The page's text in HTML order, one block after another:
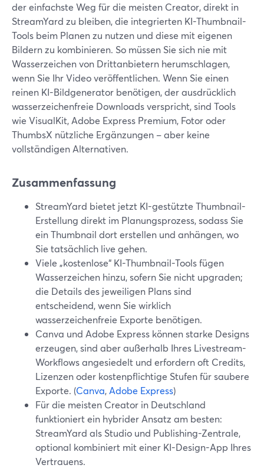
der einfachste Weg für die meisten Creator, direkt in
StreamYard zu bleiben, die integrierten KI-Thumbnail-
Tools beim Planen zu nutzen und diese mit eigenen
Bildern zu kombinieren. So müssen Sie sich nie mit
Wasserzeichen von Drittanbietern herumschlagen,
wenn Sie Ihr Video veröffentlichen. Wenn Sie einen
reinen KI-Bildgenerator benötigen, der ausdrücklich
wasserzeichenfreie Downloads verspricht, sind Tools
wie VisualKit, Adobe Express Premium, Fotor oder
ThumbsX nützliche Ergänzungen – aber keine
vollständigen Alternativen.
Zusammenfassung
StreamYard bietet jetzt KI-gestützte Thumbnail-
Erstellung direkt im Planungsprozess, sodass Sie
ein Thumbnail dort erstellen und anhängen, wo
Sie tatsächlich live gehen.
Viele „kostenlose“ KI-Thumbnail-Tools fügen
Wasserzeichen hinzu, sofern Sie nicht upgraden;
die Details des jeweiligen Plans sind
entscheidend, wenn Sie wirklich
wasserzeichenfreie Exporte benötigen.
Canva und Adobe Express können starke Designs
erzeugen, sind aber außerhalb Ihres Livestream-
Workflows angesiedelt und erfordern oft Credits,
Lizenzen oder kostenpflichtige Stufen für saubere
Exporte. (Canva, Adobe Express)
Für die meisten Creator in Deutschland
funktioniert ein hybrider Ansatz am besten:
StreamYard als Studio und Publishing-Zentrale,
optional kombiniert mit einer KI-Design-App Ihres
Vertrauens.